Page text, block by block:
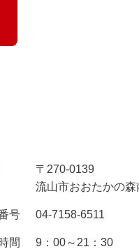
〒270-0139
流山市おおたかの
号 04-7158-6511
間 9：00～21：30